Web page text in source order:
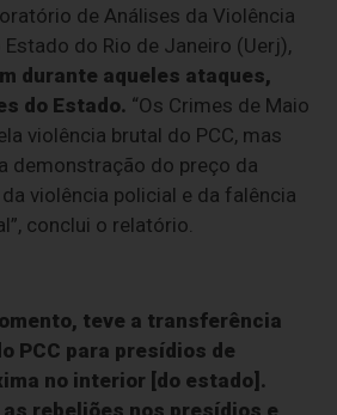
de Análises da Violência
do Rio de Janeiro (Uerj),
durante aqueles ataques,
do Estado. “Os Crimes de Maio
violência brutal do PCC, mas
demonstração do preço da
violência policial e da falência
conclui o relatório.
teve a transferência
PCC para presídios de
no interior [do estado].